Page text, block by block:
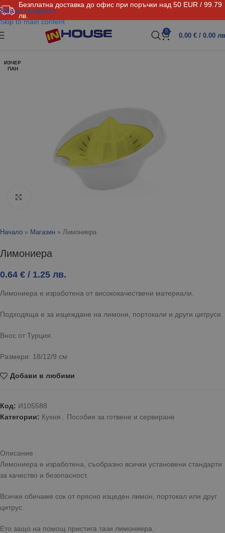
Безплатна доставка до офис при поръчки над 50 EUR / 99.79
лв.
Skip to navigation
Skip to main content
0
0.00 € / 0.00
ИЗЧЕР
ПАН
Начало » Магазин » Лимониера
Лимониера
0.64 € / 1.25 лв.
Лимониера е изработена от висококачествени материали.
Подходяща е за изцеждане на лимони, портокали и други цитруси.
Внос от Турция.
Размери: 18/12/9 см
Добави в любими
Код: И105588
Категории: Кухня Пособия за готвене и сервиране
Описание
Лимониера е изработена, съобразно всички установени стандарти
за качество и безопасност.
Всички обичаме сок от прясно изцеден лимон, портокал или друг
цитрус.
Ето защо на помощ пристига тази лимониера.